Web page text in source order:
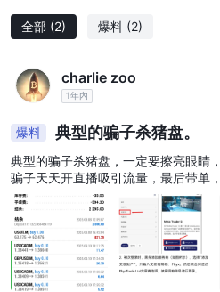
全部 (2) 爆料 (2)
charlie zoo
1年內
爆料 典型的骗子杀猪盘。
典型的骗子杀猪盘，一定要擦亮眼睛
骗子天天开直播吸引流量，最后带单